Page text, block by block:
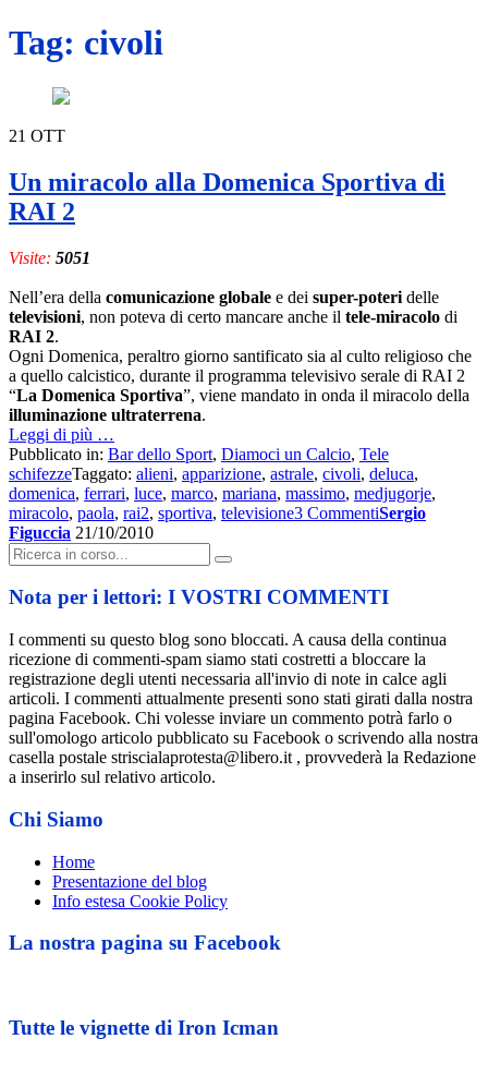
Tag: civoli
21 OTT
Un miracolo alla Domenica Sportiva di
RAI 2
Visite: 5051
Nell’era della comunicazione globale e dei super-poteri delle
televisioni, non poteva di certo mancare anche il tele-miracolo di
RAI 2.
Ogni Domenica, peraltro giorno santificato sia al culto religioso che
a quello calcistico, durante il programma televisivo serale di RAI 2
“La Domenica Sportiva”, viene mandato in onda il miracolo della
illuminazione ultraterrena.
Leggi di più
proposito
di
Un
miracolo
alla
Domenica
Sportiva
di
RAI
…
Pubblicato in: Bar dello Sport, Diamoci un Calcio, Tele
schifezzeTaggato: alieni, apparizione, astrale, civoli, deluca,
domenica, ferrari, luce, marco, mariana, massimo, medjugorje,
miracolo, paola, rai2, sportiva, televisione3 CommentiSergio
Figuccia 21/10/2010
Cerca:
Nota per i lettori: I VOSTRI COMMENTI
I commenti su questo blog sono bloccati. A causa della continua
ricezione di commenti-spam siamo stati costretti a bloccare la
registrazione degli utenti necessaria all'invio di note in calce agli
articoli. I commenti attualmente presenti sono stati girati dalla nostra
pagina Facebook. Chi volesse inviare un commento potrà farlo o
sull'omologo articolo pubblicato su Facebook o scrivendo alla nostra
casella postale striscialaprotesta@libero.it , provvederà la Redazione
a inserirlo sul relativo articolo.
Chi Siamo
Home
Presentazione del blog
Info estesa Cookie Policy
La nostra pagina su Facebook
Tutte le vignette di Iron Icman